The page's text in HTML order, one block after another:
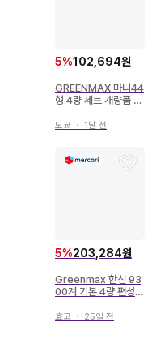
5%102,694원
GREENMAX 마니44
형 4량 세트 개량품 N
도쿄 ・ 1달 전
5%203,284원
Greenmax 한신 93
00계 기본 4량 편성
효고 ・ 25일 전